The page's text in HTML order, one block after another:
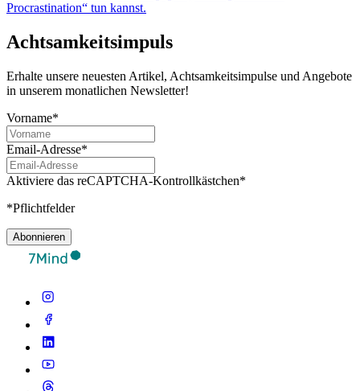
Procrastination“ tun kannst.
Achtsamkeitsimpuls
Erhalte unsere neuesten Artikel, Achtsamkeitsimpulse und Angebote
in unserem monatlichen Newsletter!
Vorname*
Email-Adresse*
Aktiviere das reCAPTCHA-Kontrollkästchen*
*Pflichtfelder
Abonnieren